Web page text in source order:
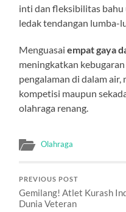
inti dan fleksibilitas
ledak tendangan lumba-
Menguasaiempat gaya
meningkatkan
pengalaman di dalam
kompetisi maupun
olahraga renang.
Olahraga
PREVIOUS POST
Gemilang! Atlet Kurash
Dunia Veteran